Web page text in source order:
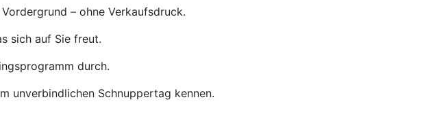
– ohne Verkaufsdruck.
sich auf Sie freut.
durch.
unverbindlichen Schnuppertag kennen.